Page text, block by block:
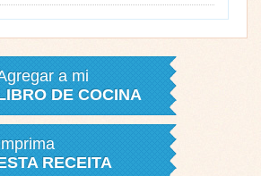
a mi
DE COCINA
RECEITA